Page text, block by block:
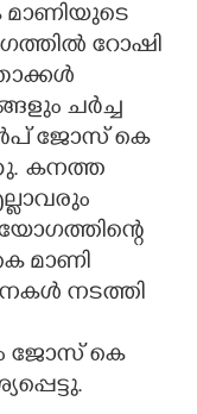
മാണിയുടെ
റോഷി
ചർച്ച
ജോസ് കെ
കനത്ത
യോഗത്തിന്റെ
മാണി
നടത്തി
ജോസ് കെ